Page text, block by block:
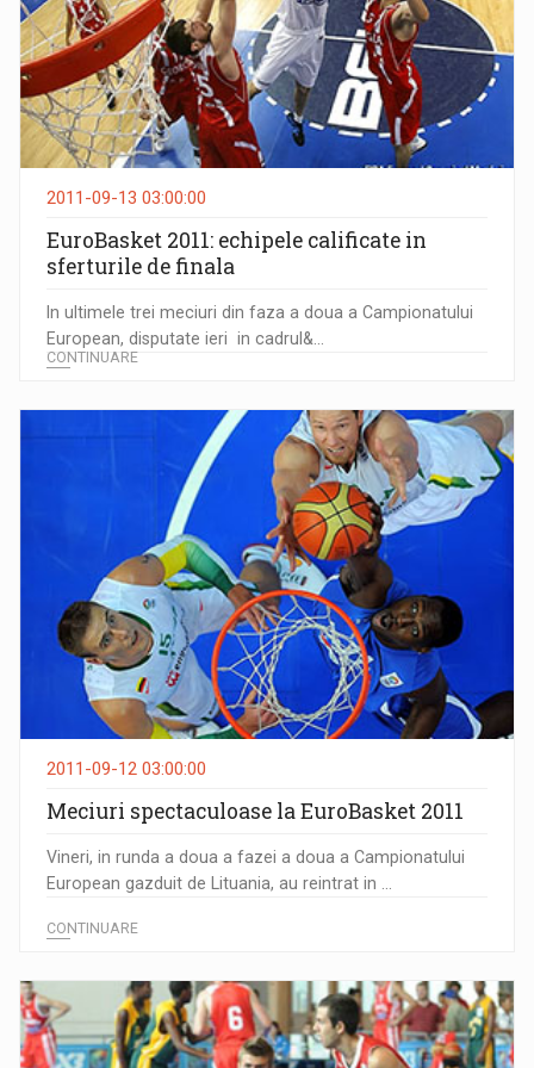
2011-09-13 03:00:00
EuroBasket 2011: echipele calificate in
sferturile de finala
In ultimele trei meciuri din faza a doua a Campionatului
European, disputate ieri in cadrul&...
CONTINUARE
2011-09-12 03:00:00
Meciuri spectaculoase la EuroBasket 2011
Vineri, in runda a doua a fazei a doua a Campionatului
European gazduit de Lituania, au reintrat in ...
CONTINUARE